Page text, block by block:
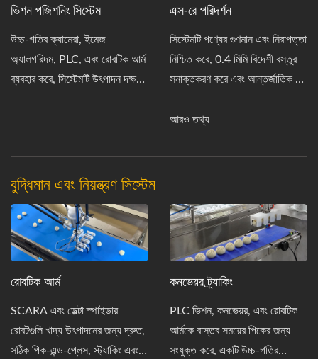
ভিশন পজিশনিং সিস্টেম
উচ্চ-গতির ক্যামেরা, ইমেজ
অ্যালগরিদম, PLC, এবং রোবটিক আর্ম
ব্যবহার করে, সিস্টেমটি উৎপাদন দক্ষতা
এক্স-রে পরিদর্শন
সিস্টেমটি পণ্যের গুণমান এবং নিরাপত্তা
নিশ্চিত করে, 0.4 মিমি বিদেশী বস্তুর
সনাক্তকরণ করে এবং আন্তর্জাতিক মান
আরও তথ্য
বুদ্ধিমান এবং নিয়ন্ত্রণ সিস্টেম
রোবটিক আর্ম
SCARA এবং ডেল্টা স্পাইডার
রোবটগুলি খাদ্য উৎপাদনের জন্য দ্রুত,
সঠিক পিক-এন্ড-প্লেস, স্ট্যাকিং এবং
কনভেয়র ট্র্যাকিং
PLC ভিশন, কনভেয়র, এবং রোবটিক
আর্মকে বাস্তব সময়ের পিকের জন্য
সংযুক্ত করে, একটি উচ্চ-গতির